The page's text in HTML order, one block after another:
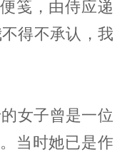
笺，由侍应递
得不承认，我
女子曾是一位
当时她已是作